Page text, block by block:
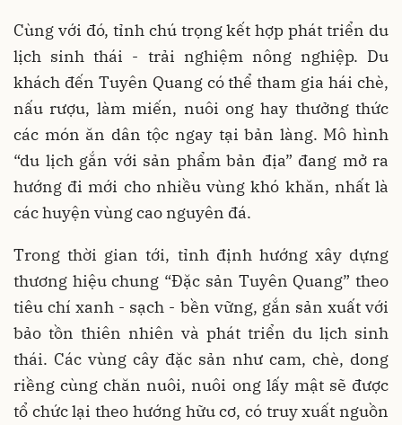
Cùng với đó, tỉnh chú trọng kết hợp phát triển du
lịch sinh thái - trải nghiệm nông nghiệp. Du
khách đến Tuyên Quang có thể tham gia hái chè,
nấu rượu, làm miến, nuôi ong hay thưởng thức
các món ăn dân tộc ngay tại bản làng. Mô hình
“du lịch gắn với sản phẩm bản địa” đang mở ra
hướng đi mới cho nhiều vùng khó khăn, nhất là
các huyện vùng cao nguyên đá.
Trong thời gian tới, tỉnh định hướng xây dựng
thương hiệu chung “Đặc sản Tuyên Quang” theo
tiêu chí xanh - sạch - bền vững, gắn sản xuất với
bảo tồn thiên nhiên và phát triển du lịch sinh
thái. Các vùng cây đặc sản như cam, chè, dong
riềng cùng chăn nuôi, nuôi ong lấy mật sẽ được
tổ chức lại theo hướng hữu cơ, có truy xuất nguồn